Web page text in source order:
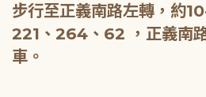
步行至正義南路左轉，約
221、264、62 ，正義南
車。